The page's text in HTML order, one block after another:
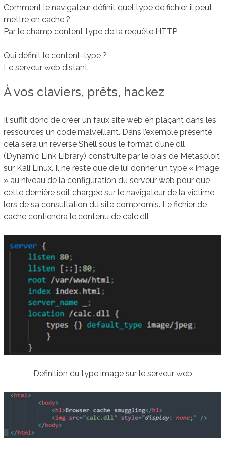
Comment le navigateur définit quel type de fichier il peut
mettre en cache ?
Par le champ content type de la requête HTTP
Qui définit le content-type ?
Le serveur web distant
À vos claviers, prêts, hackez
Il suffit donc de créer un faux site web en plaçant dans les
ressources un code malveillant. Dans l’exemple présenté
cela sera un reverse Shell sous le format d’une dll
(Dynamic Link Library) construite par le biais de Metasploit
sur Kali Linux. Il ne reste que de lui donner un type « image
» au niveau de la configuration du serveur web pour que
cette dernière soit chargée sur le navigateur de la victime
lors de sa consultation du site compromis. Le fichier de
cache contiendra le contenu de calc.dll
Définition du type image sur le serveur web